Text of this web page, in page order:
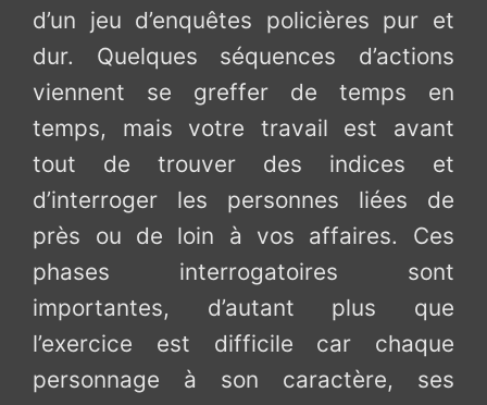
d’un jeu d’enquêtes policières pur et
dur. Quelques séquences d’actions
viennent se greffer de temps en
temps, mais votre travail est avant
tout de trouver des indices et
d’interroger les personnes liées de
près ou de loin à vos affaires. Ces
phases interrogatoires sont
importantes, d’autant plus que
l’exercice est difficile car chaque
personnage à son caractère, ses